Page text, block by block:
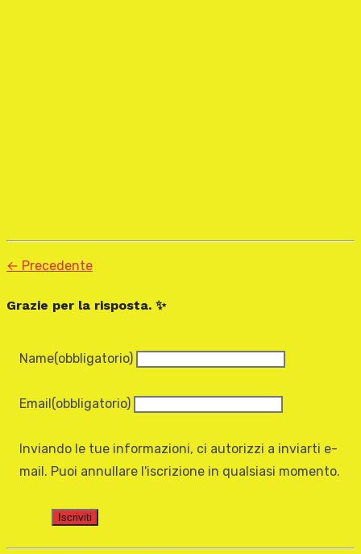
← Precedente
Grazie per la risposta. ✨
Name(obbligatorio)
Email(obbligatorio)
Inviando le tue informazioni, ci autorizzi a inviarti e-
mail. Puoi annullare l'iscrizione in qualsiasi momento.
Iscriviti